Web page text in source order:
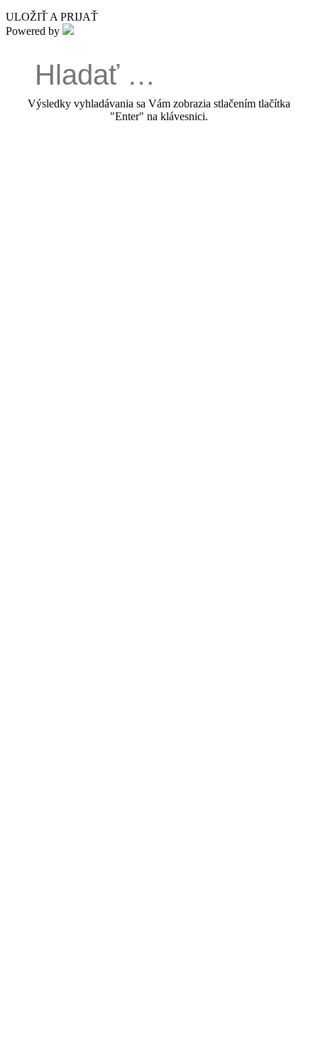
ULOŽIŤ A PRIJAŤ
Powered by
Výsledky vyhladávania sa Vám zobrazia stlačením tlačítka
"Enter" na klávesnici.